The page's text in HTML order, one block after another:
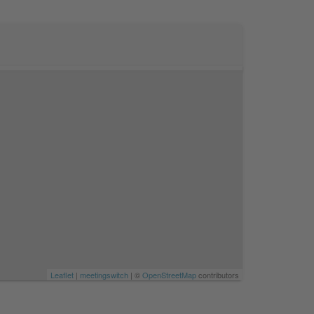
Leaflet | meetingswitch | ©OpenStreetMapcontributors